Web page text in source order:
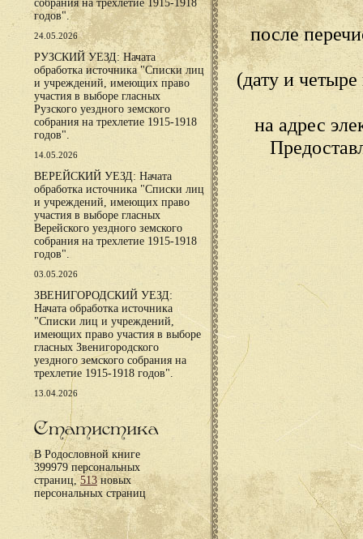
собрания на трехлетие 1915-1918
годов".
24.05.2026
РУЗСКИЙ УЕЗД: Начата
обработка источника "Списки лиц
и учреждений, имеющих право
участия в выборе гласных
Рузского уездного земского
собрания на трехлетие 1915-1918
годов".
14.05.2026
ВЕРЕЙСКИЙ УЕЗД: Начата
обработка источника "Списки лиц
и учреждений, имеющих право
участия в выборе гласных
Верейского уездного земского
собрания на трехлетие 1915-1918
годов".
03.05.2026
ЗВЕНИГОРОДСКИЙ УЕЗД:
Начата обработка источника
"Списки лиц и учреждений,
имеющих право участия в выборе
гласных Звенигородского
уездного земского собрания на
трехлетие 1915-1918 годов".
13.04.2026
Статистика
В Родословной книге
399979 персональных
страниц,513новых
персональных страниц
после
(дату и
на адрес